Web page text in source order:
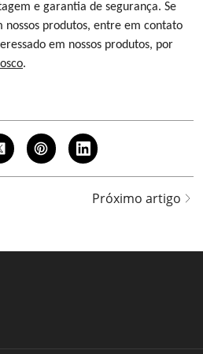
e garantia de segurança. Se
nossos produtos, entre em contato
em nossos produtos, por
.
Próximo artigo